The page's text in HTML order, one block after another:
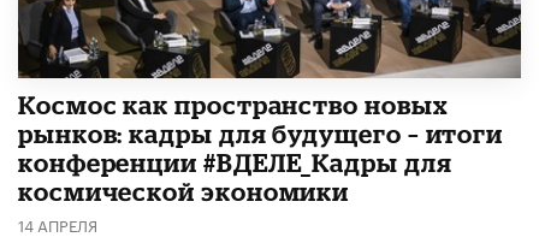
Космос как пространство новых
рынков: кадры для будущего – итоги
конференции #ВДЕЛЕ_Кадры для
космической экономики
14 АПРЕЛЯ